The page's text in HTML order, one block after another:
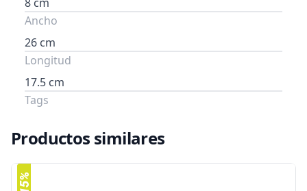
Ancho
26 cm
Longitud
17.5 cm
Tags
Productos similares